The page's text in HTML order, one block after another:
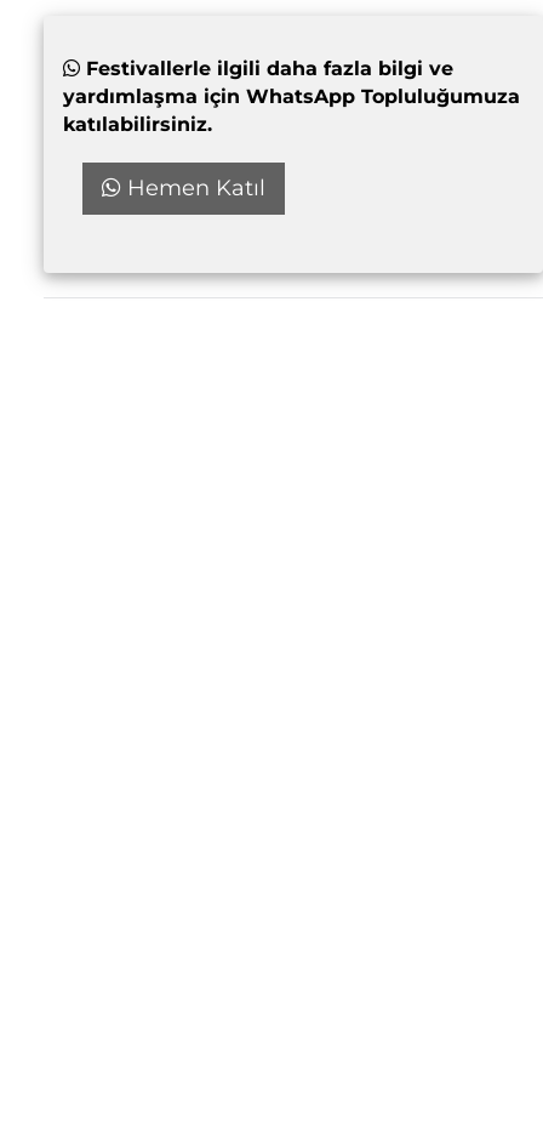
Festivallerle ilgili daha fazla bilgi ve
yardımlaşma için WhatsApp Topluluğumuza
katılabilirsiniz.
Hemen Katıl